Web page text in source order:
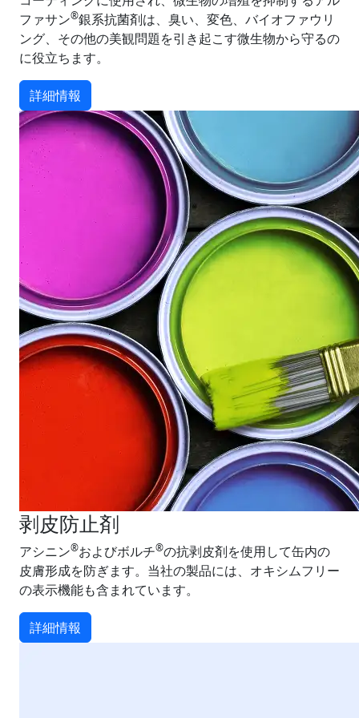
ファサン®銀系抗菌剤は、臭い、変色、バイオファウリ
ング、その他の美観問題を引き起こす微生物から守るの
に役立ちます。
詳細情報
剥皮防止剤
アシニン®およびボルチ®の抗剥皮剤を使用して缶内の
皮膚形成を防ぎます。当社の製品には、オキシムフリー
の表示機能も含まれています。
詳細情報